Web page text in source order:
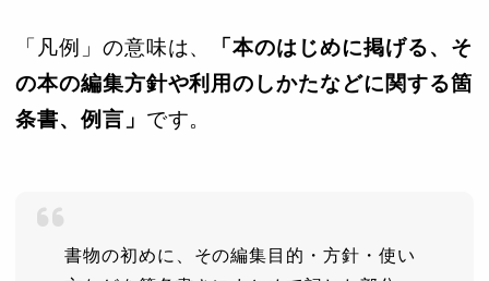
「凡例」の意味は、
「本のはじめに掲げる、そ
の本の編集方針や利用のしかたなどに関する箇
条書、例言」 です。
書物の初めに、その編集目的・方針・使い